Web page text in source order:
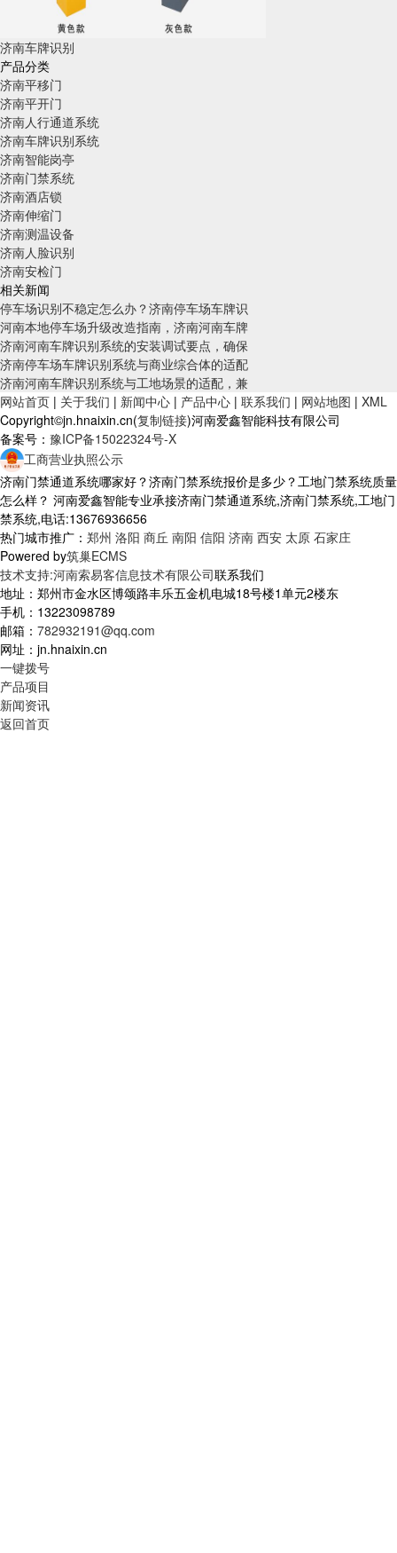
济南车牌识别
产品分类
济南平移门
济南平开门
济南人行通道系统
济南车牌识别系统
济南智能岗亭
济南门禁系统
济南酒店锁
济南伸缩门
济南测温设备
济南人脸识别
济南安检门
相关新闻
停车场识别不稳定怎么办？济南停车场车牌识
河南本地停车场升级改造指南，济南河南车牌
济南河南车牌识别系统的安装调试要点，确保
济南停车场车牌识别系统与商业综合体的适配
济南河南车牌识别系统与工地场景的适配，兼
网站首页 | 关于我们 | 新闻中心 | 产品中心 | 联系我们 | 网站地图 | XML
Copyright©jn.hnaixin.cn(复制链接)河南爱鑫智能科技有限公司
备案号： 豫ICP备15022324号-X
工商营业执照公示
济南门禁通道系统哪家好？济南门禁系统报价是多少？工地门禁系统质量
怎么样？ 河南爱鑫智能专业承接济南门禁通道系统,济南门禁系统,工地门
禁系统,电话:13676936656
热门城市推广： 郑州 洛阳 商丘 南阳 信阳 济南 西安 太原 石家庄
Powered by筑巢ECMS
技术支持:河南索易客信息技术有限公司联系我们
地址：郑州市金水区博颂路丰乐五金机电城18号楼1单元2楼东
手机：13223098789
邮箱： 782932191@qq.com
网址：jn.hnaixin.cn
一键拨号
产品项目
新闻资讯
返回首页